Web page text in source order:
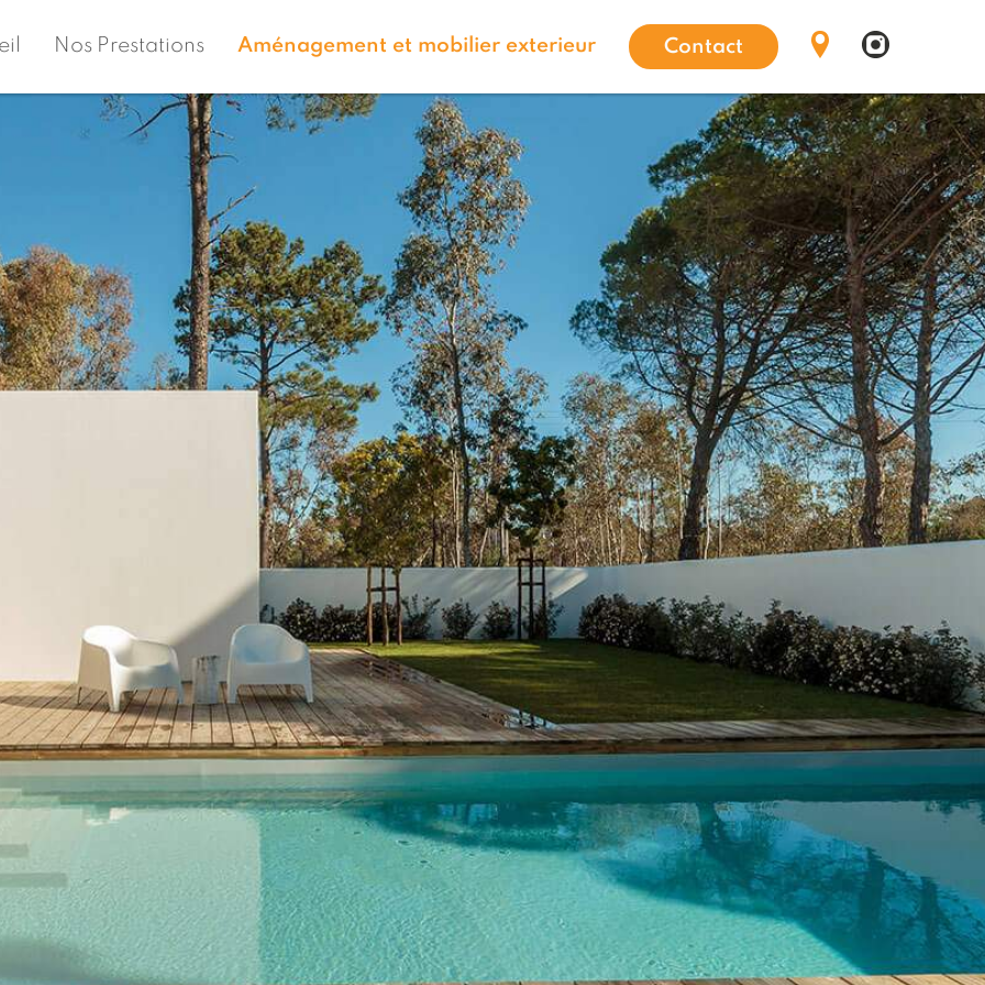
Nos Prestations Aménagement et mobilier exterieur Contact